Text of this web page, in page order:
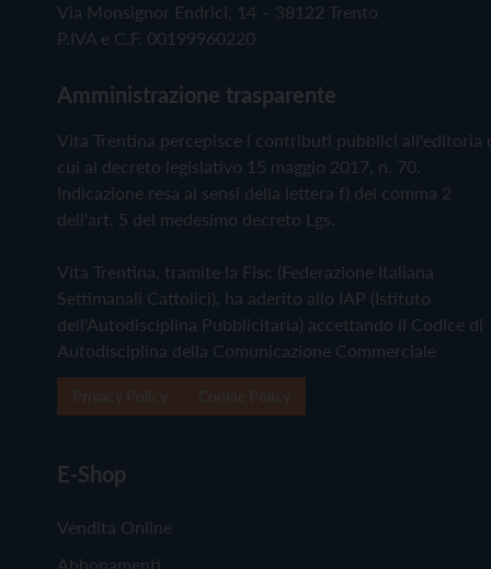
Via Monsignor Endrici, 14 – 38122 Trento
P.IVA e C.F. 00199960220
Amministrazione trasparente
Vita Trentina percepisce i contributi pubblici all'editoria
cui al decreto legislativo 15 maggio 2017, n. 70.
Indicazione resa ai sensi della lettera f) del comma 2
dell'art. 5 del medesimo decreto Lgs.
Vita Trentina, tramite la Fisc (Federazione Italiana
Settimanali Cattolici), ha aderito allo IAP (Istituto
dell'Autodisciplina Pubblicitaria) accettando il Codice di
Autodisciplina della Comunicazione Commerciale
E-Shop
Vendita Online
Abbonamenti